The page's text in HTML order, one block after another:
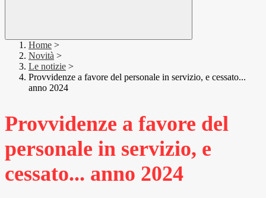
Home >
Novità >
Le notizie >
Provvidenze a favore del personale in servizio, e cessato...
anno 2024
Provvidenze a favore del
personale in servizio, e
cessato... anno 2024